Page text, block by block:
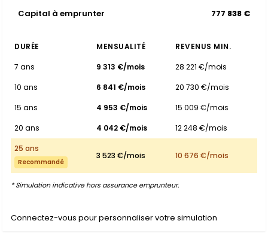
Capital à emprunter 777 838 €
DURÉE MENSUALITÉ
REVENUS MIN.
7 ans
9 313 €/mois
28 221 €/mois
10 ans
6 841 €/mois
20 730 €/mois
15 ans
4 953 €/mois
15 009 €/mois
20 ans
4 042 €/mois
12 248 €/mois
25 ans
Recommandé
3 523 €/mois 10 676 €/mois
* Simulation indicative hors assurance emprunteur.
Connectez-vous pour personnaliser votre simulation